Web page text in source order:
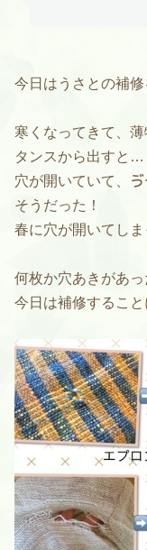
今日はうさとの補修
寒くなってきて、
タンスから出すと…
穴が開いていて、ゔ
そうだった！
春に穴が開いてしま
何枚か穴あきがあっ
今日は補修すること